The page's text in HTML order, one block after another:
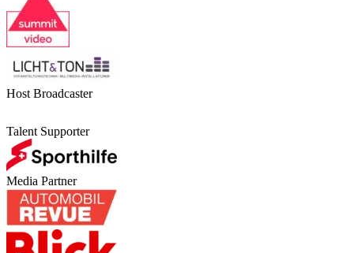
Host Broadcaster
Talent Supporter
Media Partner